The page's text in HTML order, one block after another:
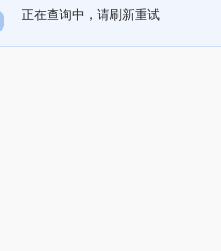
正在查询中，请刷新重试